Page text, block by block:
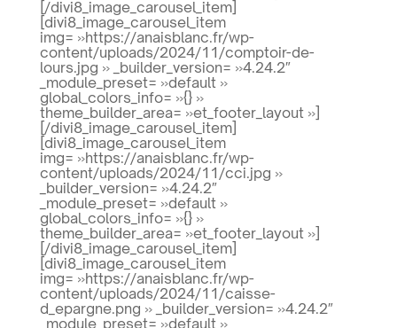
[/divi8_image_carousel_item]
[divi8_image_carousel_item
img= »https://anaisblanc.fr/wp-
content/uploads/2024/11/comptoir-de-
lours.jpg » _builder_version= »4.24.2″
_module_preset= »default »
global_colors_info= »{} »
theme_builder_area= »et_footer_layout »]
[/divi8_image_carousel_item]
[divi8_image_carousel_item
img= »https://anaisblanc.fr/wp-
content/uploads/2024/11/cci.jpg »
_builder_version= »4.24.2″
_module_preset= »default »
global_colors_info= »{} »
theme_builder_area= »et_footer_layout »]
[/divi8_image_carousel_item]
[divi8_image_carousel_item
img= »https://anaisblanc.fr/wp-
content/uploads/2024/11/caisse-
d_epargne.png » _builder_version= »4.24.2″
_module_preset= »default »